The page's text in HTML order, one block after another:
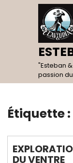
"Esteban
passion
Étiquette :
DU VENTRE